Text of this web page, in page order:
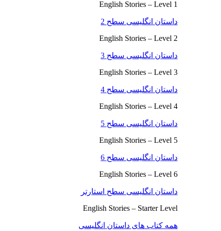
English Stories – Level 1
داستان انگلیسی سطح 2
English Stories – Level 2
داستان انگلیسی سطح 3
English Stories – Level 3
داستان انگلیسی سطح 4
English Stories – Level 4
داستان انگلیسی سطح 5
English Stories – Level 5
داستان انگلیسی سطح 6
English Stories – Level 6
داستان انگلیسی سطح استارتر
English Stories – Starter Level
همه کتاب های داستان انگلیسی